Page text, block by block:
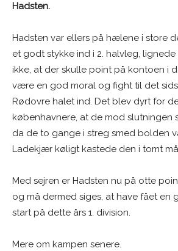
Hadsten.
Hadsten var ellers på hælene i store
et godt stykke ind i 2. halvleg,
ikke, at der skulle point på kontoen i
være en god moral og fight til det
Rødovre halet ind. Det blev dyrt for
københavnere, at de mod slutningen
da de to gange i streg smed bolden
Ladekjær køligt kastede den i tomt
Med sejren er Hadsten nu på otte
og må dermed siges, at have fået en
start på dette års 1. division.
Mere om kampen senere.